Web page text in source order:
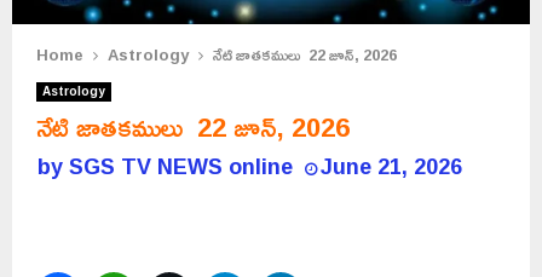
Home Astrology నేటి జాతకములు 22 జూన్, 2026
Astrology
నేటి జాతకములు 22 జూన్, 2026
bySGS TV NEWS online June 21, 2026